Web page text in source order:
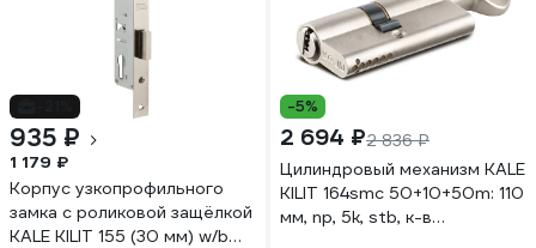
935 ₽
1 179 ₽
Корпус узкопрофильного
замка с роликовой защёлкой
KALE KILIT 155 (30 мм) w/b
-5%
2 694 ₽2 836 ₽
Цилиндровый механизм KALE
KILIT 164smc 50+10+50m: 110
мм, np, 5k, stb, к-в